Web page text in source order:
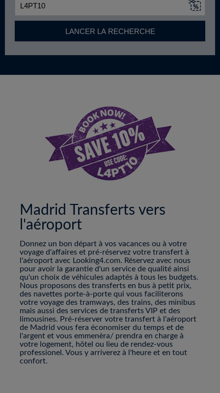
LANCER LA RECHERCHE
Madrid Transferts vers
l'aéroport
Donnez un bon départ à vos vacances ou à votre
voyage d'affaires et pré-réservez votre transfert à
l'aéroport avec Looking4.com. Réservez avec nous
pour avoir la garantie d'un service de qualité ainsi
qu'un choix de véhicules adaptés à tous les budgets.
Nous proposons des transferts en bus à petit prix,
des navettes porte-à-porte qui vous faciliterons
votre voyage des tramways, des trains, des minibus
mais aussi des services de transferts VIP et des
limousines. Pré-réserver votre transfert à l'aéroport
de Madrid vous fera économiser du temps et de
l'argent et vous emmenèra/ prendra en charge à
votre logement, hôtel ou lieu de rendez-vous
professionel. Vous y arriverez à l'heure et en tout
confort.